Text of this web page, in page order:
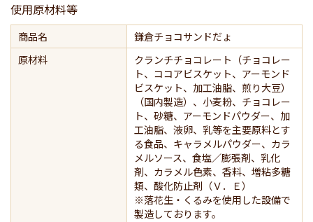
使用原材料等
商品名
鎌倉チョコサンドだょ
原材料
クランチチョコレート（チョコレー
ト、ココアビスケット、アーモンド
ビスケット、加工油脂、煎り大豆）
（国内製造）、小麦粉、チョコレー
ト、砂糖、アーモンドパウダー、加
工油脂、液卵、乳等を主要原料とす
る食品、キャラメルパウダー、カラ
メルソース、食塩／膨張剤、乳化
剤、カラメル色素、香料、増粘多糖
類、酸化防止剤（Ｖ．Ｅ）
※落花生・くるみを使用した設備で
製造しております。